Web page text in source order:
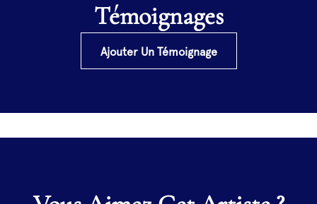
Témoignages
Ajouter Un Témoignage